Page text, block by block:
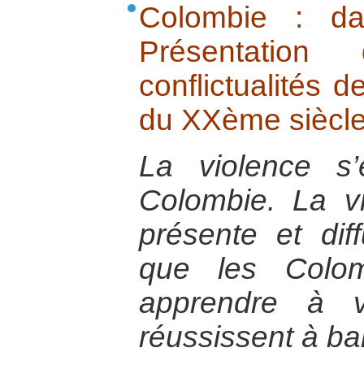
Colombie :
conflictualités
du XXème
La violence
Colombie. La
présente et
que les
apprendre à
réussissent à